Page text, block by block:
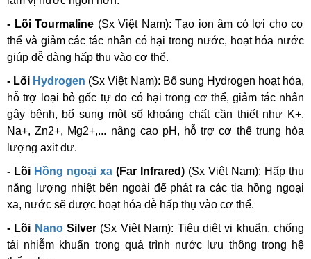
- Lõi Tourmaline (Sx Việt Nam): Tạo ion âm có lợi cho cơ
thể và giảm các tác nhân có hại trong nước, hoạt hóa nước
giúp dễ dàng hấp thu vào cơ thể.
- Lõi Hydrogen (Sx Việt Nam): Bổ sung Hydrogen hoạt hóa,
hỗ trợ loại bỏ gốc tự do có hại trong cơ thể, giảm tác nhân
gây bệnh, bổ sung một số khoáng chất cần thiết như K+,
Na+, Zn2+, Mg2+,... nâng cao pH, hỗ trợ cơ thể trung hòa
lượng axit dư.
- Lõi Hồng ngoại xa (Far Infrared) (Sx Việt Nam): Hấp thụ
năng lượng nhiệt bên ngoài để phát ra các tia hồng ngoại
xa, nước sẽ được hoạt hóa dễ hấp thụ vào cơ thể.
- Lõi NanoSilver (Sx Việt Nam): Tiêu diệt vi khuẩn, chống
tái nhiễm khuẩn trong quá trình nước lưu thông trong hệ